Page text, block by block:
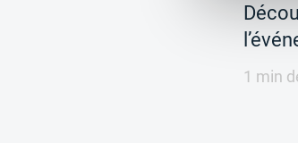
1 min